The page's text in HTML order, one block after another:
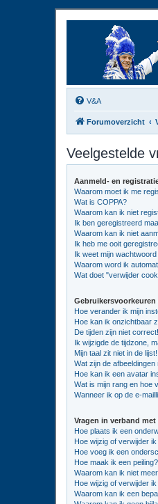
V&A
Forumoverzicht
Veelgestelde
Aanmeld- en
Waarom moet ik me
Wat is COPPA?
Waarom kan ik niet
Ik ben geregistreerd
Waarom kan ik niet
Ik heb me ooit
Ik weet mijn wachtwoord
Waarom word ik
Wat doet "verwijder
Hoe verander ik mijn
Hoe kan ik onzichtbaar
De tijden zijn niet correct!
Ik wijzigde de tijdzone,
Mijn taal zit niet in de lijst!
Wat zijn de
Hoe kan ik een avatar
Wat is mijn rang en hoe
Wanneer ik op de e-
Vragen in verband
Hoe plaats ik een
Hoe wijzig of verwijder
Hoe voeg ik een
Hoe maak ik een peiling?
Waarom kan ik niet
Hoe wijzig of verwijder
Waarom kan ik een